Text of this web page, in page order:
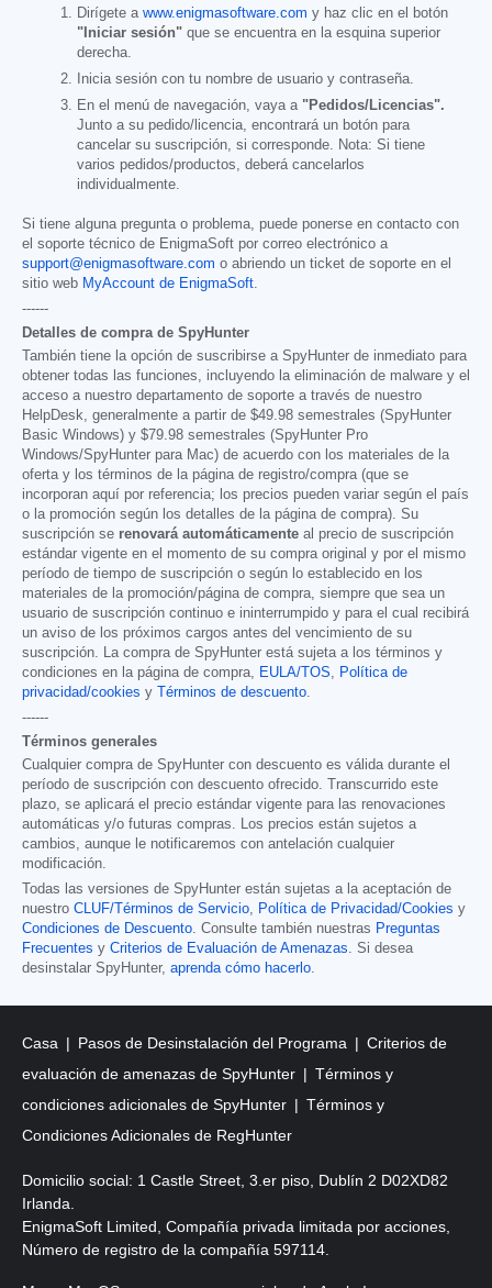
Dirígete a www.enigmasoftware.com y haz clic en el botón
"Iniciar sesión" que se encuentra en la esquina superior
derecha.
Inicia sesión con tu nombre de usuario y contraseña.
En el menú de navegación, vaya a "Pedidos/Licencias".
Junto a su pedido/licencia, encontrará un botón para
cancelar su suscripción, si corresponde. Nota: Si tiene
varios pedidos/productos, deberá cancelarlos
individualmente.
Si tiene alguna pregunta o problema, puede ponerse en contacto con
el soporte técnico de EnigmaSoft por correo electrónico a
support@enigmasoftware.com o abriendo un ticket de soporte en el
sitio web MyAccount de EnigmaSoft.
------
Detalles de compra de SpyHunter
También tiene la opción de suscribirse a SpyHunter de inmediato para
obtener todas las funciones, incluyendo la eliminación de malware y el
acceso a nuestro departamento de soporte a través de nuestro
HelpDesk, generalmente a partir de $49.98 semestrales (SpyHunter
Basic Windows) y $79.98 semestrales (SpyHunter Pro
Windows/SpyHunter para Mac) de acuerdo con los materiales de la
oferta y los términos de la página de registro/compra (que se
incorporan aquí por referencia; los precios pueden variar según el país
o la promoción según los detalles de la página de compra). Su
suscripción se renovará automáticamente al precio de suscripción
estándar vigente en el momento de su compra original y por el mismo
período de tiempo de suscripción o según lo establecido en los
materiales de la promoción/página de compra, siempre que sea un
usuario de suscripción continuo e ininterrumpido y para el cual recibirá
un aviso de los próximos cargos antes del vencimiento de su
suscripción. La compra de SpyHunter está sujeta a los términos y
condiciones en la página de compra, EULA/TOS, Política de
privacidad/cookies y Términos de descuento.
------
Términos generales
Cualquier compra de SpyHunter con descuento es válida durante el
período de suscripción con descuento ofrecido. Transcurrido este
plazo, se aplicará el precio estándar vigente para las renovaciones
automáticas y/o futuras compras. Los precios están sujetos a
cambios, aunque le notificaremos con antelación cualquier
modificación.
Todas las versiones de SpyHunter están sujetas a la aceptación de
nuestro CLUF/Términos de Servicio, Política de Privacidad/Cookies y
Condiciones de Descuento. Consulte también nuestras Preguntas
Frecuentes y Criterios de Evaluación de Amenazas. Si desea
desinstalar SpyHunter, aprenda cómo hacerlo.
Casa Pasos de Desinstalación del Programa
Criterios de
evaluación de amenazas de SpyHunter
Términos y
condiciones adicionales de SpyHunter
Términos y
Condiciones Adicionales de RegHunter
Domicilio social: 1 Castle Street, 3.er piso, Dublín 2 D02XD82
Irlanda.
EnigmaSoft Limited, Compañía privada limitada por acciones,
Número de registro de la compañía 597114.